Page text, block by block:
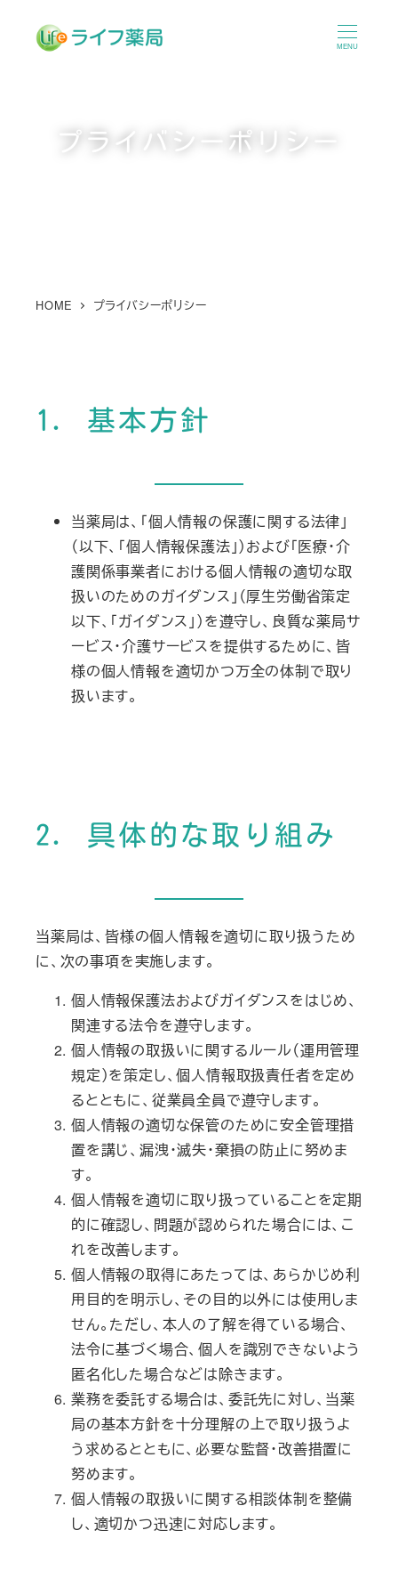
MENU
プライバシーポリシー
HOME プライバシーポリシー
1. 基本方針
当薬局は、「個人情報の保護に関する法律」
（以下、「個人情報保護法」）および「医療・介
護関係事業者における個人情報の適切な取
扱いのためのガイダンス」（厚生労働省策定
以下、「ガイダンス」）を遵守し、良質な薬局サ
ービス・介護サービスを提供するために、皆
様の個人情報を適切かつ万全の体制で取り
扱います。
2. 具体的な取り組み
当薬局は、皆様の個人情報を適切に取り扱うため
に、次の事項を実施します。
個人情報保護法およびガイダンスをはじめ、
関連する法令を遵守します。
個人情報の取扱いに関するルール（運用管理
規定）を策定し、個人情報取扱責任者を定め
るとともに、従業員全員で遵守します。
個人情報の適切な保管のために安全管理措
置を講じ、漏洩・滅失・棄損の防止に努めま
す。
個人情報を適切に取り扱っていることを定期
的に確認し、問題が認められた場合には、こ
れを改善します。
個人情報の取得にあたっては、あらかじめ利
用目的を明示し、その目的以外には使用しま
せん。ただし、本人の了解を得ている場合、
法令に基づく場合、個人を識別できないよう
匿名化した場合などは除きます。
業務を委託する場合は、委託先に対し、当薬
局の基本方針を十分理解の上で取り扱うよ
う求めるとともに、必要な監督・改善措置に
努めます。
個人情報の取扱いに関する相談体制を整備
し、適切かつ迅速に対応します。